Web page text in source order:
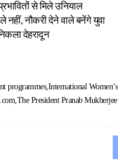
से मिले उनियाल
नहीं, नौकरी देने वाले बनेंगे युवा
देहरादून
programmes International
The President Pranab Mukherjee